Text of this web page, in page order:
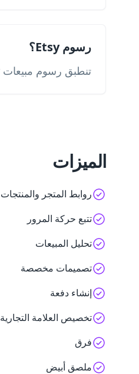
رسوم Etsy؟
تنطبق رسوم مبيعات Etsy العادية.
الميزات
روابط المتجر والمنتجات
تتبع حركة المرور
تحليل المبيعات
تصميمات مخصصة
إنشاء دفعة
تخصيص العلامة التجارية
فرق
ملصق أبيض